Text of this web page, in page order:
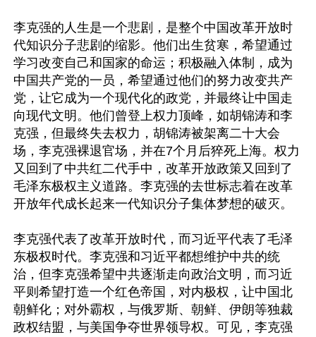
李克强的人生是一个悲剧，是整个中国改革开放时
代知识分子悲剧的缩影。他们出生贫寒，希望通过
学习改变自己和国家的命运；积极融入体制，成为
中国共产党的一员，希望通过他们的努力改变共产
党，让它成为一个现代化的政党，并最终让中国走
向现代文明。他们曾登上权力顶峰，如胡锦涛和李
克强，但最终失去权力，胡锦涛被架离二十大会
场，李克强裸退官场，并在7个月后猝死上海。权力
又回到了中共红二代手中，改革开放政策又回到了
毛泽东极权主义道路。李克强的去世标志着在改革
开放年代成长起来一代知识分子集体梦想的破灭。
李克强代表了改革开放时代，而习近平代表了毛泽
东极权时代。李克强和习近平都想维护中共的统
治，但李克强希望中共逐渐走向政治文明，而习近
平则希望打造一个红色帝国，对内极权，让中国北
朝鲜化；对外霸权，与俄罗斯、朝鲜、伊朗等独裁
政权结盟，与美国争夺世界领导权。可见，李克强